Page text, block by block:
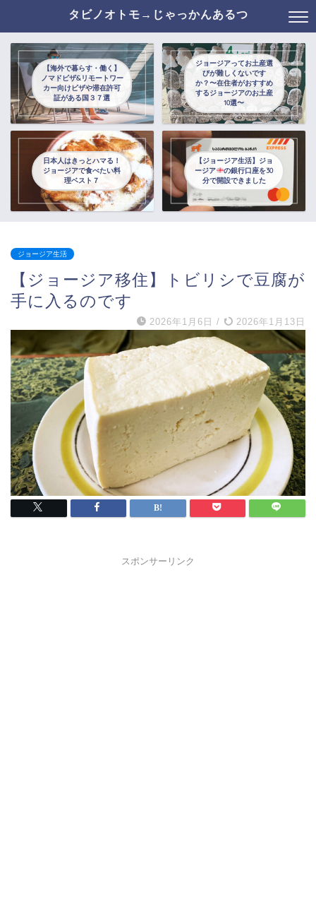
タビノオトモ→じゃっかんあるつ
【海外で暮らす・働く】
ノマドビザ&リモートワー
カー向けビザや滞在許可
証がある国３７選
ジョージアってお土産選
びが難しくないです
か？〜在住者がおすすめ
するジョージアのお土産
10選〜
日本人はきっとハマる！
ジョージアで食べたい料
理ベスト７
【ジョージア生活】ジョ
ージア
の銀行口座を30
分で開設できました
ジョージア生活
【ジョージア移住】トビリシで豆腐が
手に入るのです
2026年1月6日 / 2026年1月13日
スポンサーリンク